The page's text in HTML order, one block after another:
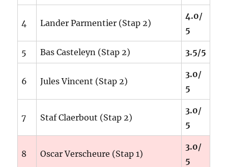
4 Lander Parmentier (Stap 2)
4.0/
5
5 Bas Casteleyn (Stap 2) 3.5/5
6 Jules Vincent (Stap 2)
3.0/
5
7 Staf Claerbout (Stap 2)
3.0/
5
8 Oscar Verscheure (Stap 1)
3.0/
5